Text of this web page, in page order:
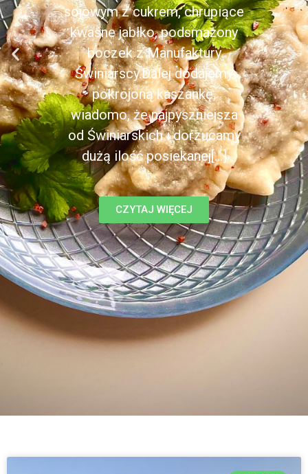
sojowym z cukrem, chrupiące
kwaśne jabłko, podsmażony
boczek z Manufaktury
Świniarscy.Dalej dodajemy
pokrojoną kaszankę,
wiadomo, że najpyszniejsza
od Świniarskich i dorzucamy
dużą ilość posiekanej[...]
CZYTAJ WIĘCEJ